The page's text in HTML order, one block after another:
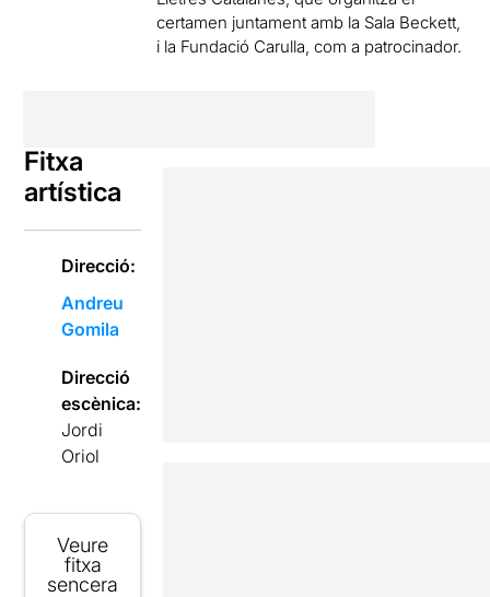
certamen juntament amb la Sala Beckett,
i la Fundació Carulla, com a patrocinador.
Fitxa
artística
Direcció:
Andreu
Gomila
Direcció
escènica:
Jordi
Oriol
Veure
fitxa
sencera